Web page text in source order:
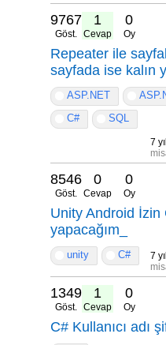
9767
Göst.
1
Cevap
0
Oy
Repeater ile
sayfada ise kalın
ASP.NET
C#
SQL
7
8546
Göst.
0
Cevap
0
Oy
Unity Android İzin
yapacağım_
unity C#
7
13490
Göst.
1
Cevap
0
Oy
C# Kullanıcı adı